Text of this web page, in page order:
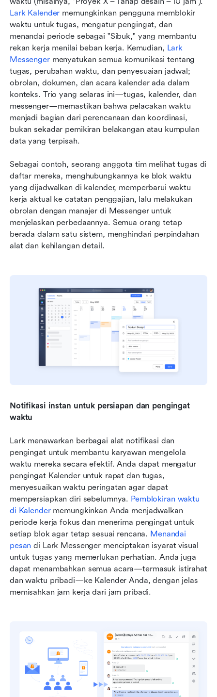
Lark Kalender memungkinkan pengguna memblokir
waktu untuk tugas, mengatur pengingat, dan
menandai periode sebagai "Sibuk," yang membantu
rekan kerja menilai beban kerja. Kemudian, Lark
Messenger menyatukan semua komunikasi tentang
tugas, perubahan waktu, dan penyesuaian jadwal;
obrolan, dokumen, dan acara kalender ada dalam
konteks. Trio yang selaras ini—tugas, kalender, dan
messenger—memastikan bahwa pelacakan waktu
menjadi bagian dari perencanaan dan koordinasi,
bukan sekadar pemikiran belakangan atau kumpulan
data yang terpisah.
Sebagai contoh, seorang anggota tim melihat tugas di
daftar mereka, menghubungkannya ke blok waktu
yang dijadwalkan di kalender, memperbarui waktu
kerja aktual ke catatan penggajian, lalu melakukan
obrolan dengan manajer di Messenger untuk
menjelaskan perbedaannya. Semua orang tetap
berada dalam satu sistem, menghindari perpindahan
alat dan kehilangan detail.
Notifikasi instan untuk persiapan dan pengingat
waktu
Lark menawarkan berbagai alat notifikasi dan
pengingat untuk membantu karyawan mengelola
waktu mereka secara efektif. Anda dapat mengatur
pengingat Kalender untuk rapat dan tugas,
menyesuaikan waktu peringatan agar dapat
mempersiapkan diri sebelumnya. Pemblokiran waktu
di Kalender memungkinkan Anda menjadwalkan
periode kerja fokus dan menerima pengingat untuk
setiap blok agar tetap sesuai rencana. Menandai
pesan di Lark Messenger menciptakan isyarat visual
untuk tugas yang memerlukan perhatian. Anda juga
dapat menambahkan semua acara—termasuk istirahat
dan waktu pribadi—ke Kalender Anda, dengan jelas
memisahkan jam kerja dari jam pribadi.